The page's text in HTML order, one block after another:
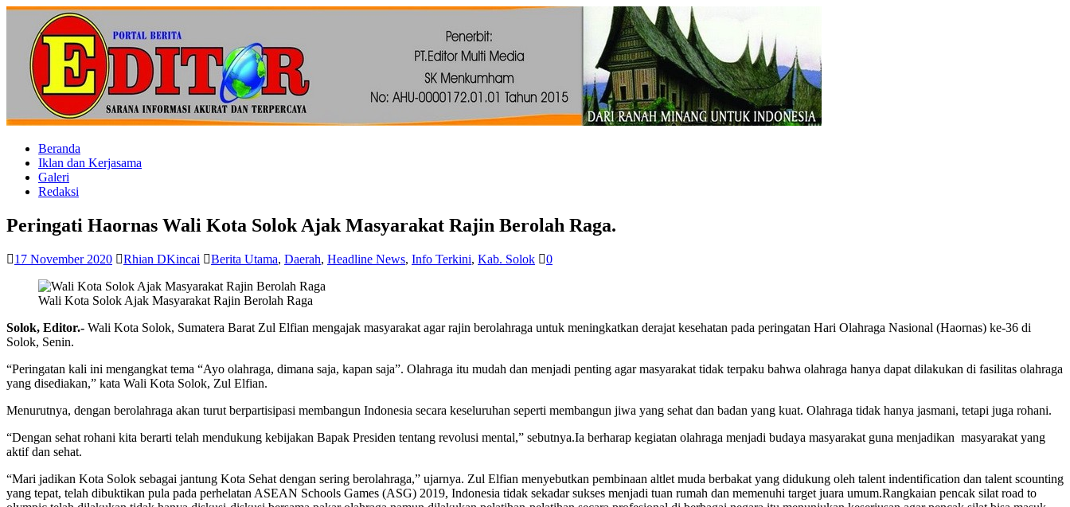
Beranda
Iklan dan Kerjasama
Galeri
Redaksi
Peringati Haornas Wali Kota Solok Ajak Masyarakat Rajin Berolah Raga.
17 November 2020 Rhian DKincai Berita Utama, Daerah, Headline News, Info Terkini, Kab. Solok 0
Wali Kota Solok Ajak Masyarakat Rajin Berolah Raga
Solok, Editor.- Wali Kota Solok, Sumatera Barat Zul Elfian mengajak masyarakat agar rajin berolahraga untuk meningkatkan derajat kesehatan pada peringatan Hari Olahraga Nasional (Haornas) ke-36 di
Solok, Senin.
“Peringatan kali ini mengangkat tema “Ayo olahraga, dimana saja, kapan saja”. Olahraga itu mudah dan menjadi penting agar masyarakat tidak terpaku bahwa olahraga hanya dapat dilakukan di fasilitas olahraga
yang disediakan,” kata Wali Kota Solok, Zul Elfian.
Menurutnya, dengan berolahraga akan turut berpartisipasi membangun Indonesia secara keseluruhan seperti membangun jiwa yang sehat dan badan yang kuat. Olahraga tidak hanya jasmani, tetapi juga rohani.
“Dengan sehat rohani kita berarti telah mendukung kebijakan Bapak Presiden tentang revolusi mental,” sebutnya.Ia berharap kegiatan olahraga menjadi budaya masyarakat guna menjadikan masyarakat yang
aktif dan sehat.
“Mari jadikan Kota Solok sebagai jantung Kota Sehat dengan sering berolahraga,” ujarnya. Zul Elfian menyebutkan pembinaan altlet muda berbakat yang didukung oleh talent indentification dan talent scounting
yang tepat, telah dibuktikan pula pada perhelatan ASEAN Schools Games (ASG) 2019, Indonesia tidak sekadar sukses menjadi tuan rumah dan memenuhi target juara umum.Rangkaian pencak silat road to